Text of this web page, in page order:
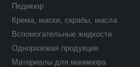
Педикюр
Крема, маски, скрабы, масла
Вспомогательные жидкости
Одноразовая продукция
Материалы для маникюра